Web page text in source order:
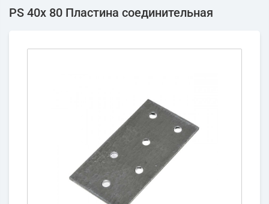
PS 40х 80 Пластина соединительная